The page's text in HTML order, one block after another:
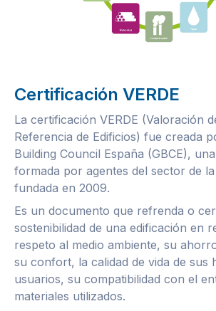
Certificación VERDE
La certificación VERDE (Valoración
Referencia de Edificios) fue creada
Building Council España (GBCE),
formada por agentes del sector de
fundada en 2009.
Es un documento que refrenda o
sostenibilidad de una edificación en
respeto al medio ambiente, su
su confort, la calidad de vida de sus
usuarios, su compatibilidad con el
materiales utilizados.